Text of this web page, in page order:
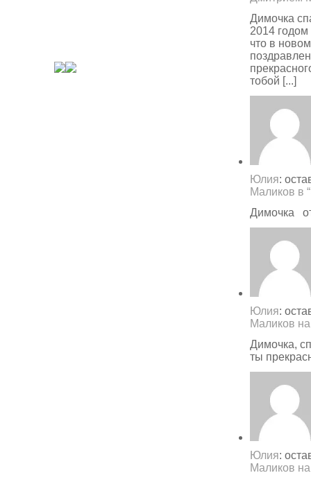
Димочка
2014 годом
что в
тобой [...]
Юлия:
Маликов в
Димочка
Юлия:
Маликов
Димочка,
ты
Юлия:
Маликов